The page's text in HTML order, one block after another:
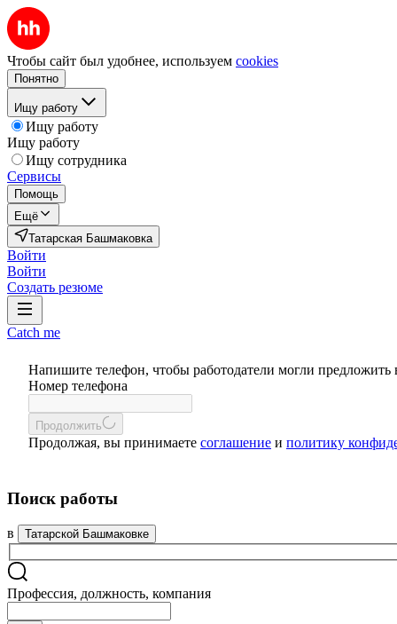
Чтобы сайт был удобнее, используем cookies
Понятно
Ищу работу
Ищу работу
Ищу работу
Ищу сотрудника
Сервисы
Помощь
Ещё
Татарская Башмаковка
Войти
Войти
Создать резюме
Catch me
Напишите телефон, чтобы работодатели могли предложить
Номер телефона
Продолжить
Продолжая, вы принимаете соглашение и политику
Поиск работы
в Татарской Башмаковке
Профессия, должность, компания